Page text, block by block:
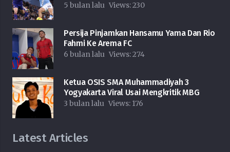
5 bulan lalu Views:230
Persija Pinjamkan Hansamu Yama Dan Rio
Fahmi Ke Arema FC
6 bulan lalu Views:274
Ketua OSIS SMA Muhammadiyah 3
Yogyakarta Viral Usai Mengkritik MBG
3 bulan lalu Views: 176
Latest Articles